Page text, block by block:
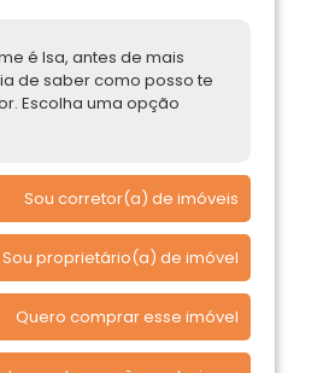
é Isa, antes de mais
de saber como posso te
Escolha uma opção
Sou corretor(a) de imóveis
Sou proprietário(a) de imóvel
Quero comprar esse imóvel